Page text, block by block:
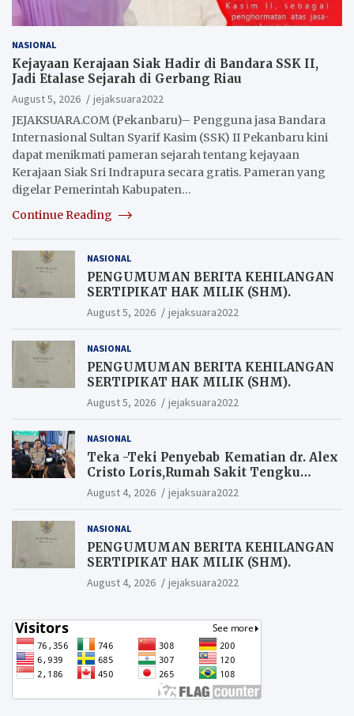
NASIONAL
Kejayaan Kerajaan Siak Hadir di Bandara SSK II,
Jadi Etalase Sejarah di Gerbang Riau
August 5, 2026
jejaksuara2022
JEJAKSUARA.COM (Pekanbaru)– Pengguna jasa Bandara
Internasional Sultan Syarif Kasim (SSK) II Pekanbaru kini
dapat menikmati pameran sejarah tentang kejayaan
Kerajaan Siak Sri Indrapura secara gratis. Pameran yang
digelar Pemerintah Kabupaten…
Continue Reading
NASIONAL
PENGUMUMAN BERITA KEHILANGAN
SERTIPIKAT HAK MILIK (SHM).
August 5, 2026 jejaksuara2022
NASIONAL
PENGUMUMAN BERITA KEHILANGAN
SERTIPIKAT HAK MILIK (SHM).
August 5, 2026 jejaksuara2022
NASIONAL
Teka -Teki Penyebab Kematian dr. Alex
Cristo Loris,Rumah Sakit Tengku
Rafian Siak Terjawab Sudah Hasil
Penyelidikan Menyatakan Korban
satu Penyebabnya Diduga utang
pinjaman online
August 4, 2026 jejaksuara2022
NASIONAL
PENGUMUMAN BERITA KEHILANGAN
SERTIPIKAT HAK MILIK (SHM).
August 4, 2026 jejaksuara2022